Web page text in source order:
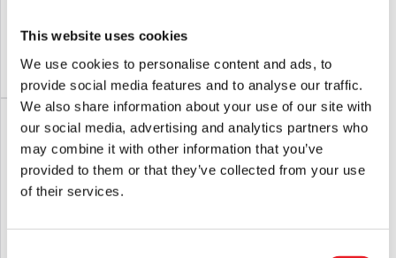
This website uses cookies
We use cookies to personalise content and ads, to
provide social media features and to analyse our traffic.
We also share information about your use of our site with
our social media, advertising and analytics partners who
may combine it with other information that you’ve
provided to them or that they’ve collected from your use
of their services.
AJOUTER AU PANIER VOIR LE PRODUIT AJOUTER AU PANIER VOIR LE PRODUIT
DERNIÈRE CHANCE !